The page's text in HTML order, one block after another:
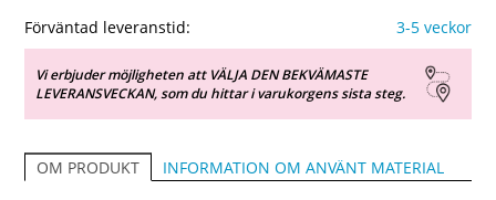
Förväntad leveranstid: 3-5 veckor
Vi erbjuder möjligheten att VÄLJA DEN BEKVÄMASTE
LEVERANSVECKAN, som du hittar i varukorgens sista steg.
OM PRODUKT INFORMATION OM ANVÄNT MATERIAL